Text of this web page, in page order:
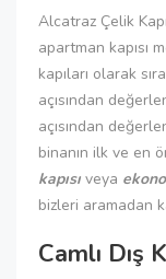
Alcatraz Çelik
apartman kapısı
kapıları olarak
açısından
açısından
binanın ilk ve en
kapısı veya
bizleri aramadan
Camlı Dış